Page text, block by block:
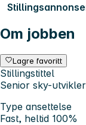
Om jobben
Lagre favoritt
Stillingstittel
Senior sky-utvikler
Type ansettelse
Fast, heltid 100%